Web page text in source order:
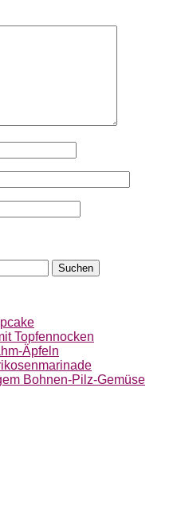
Topfennocken
Äpfeln
Bohnen-Pilz-Gemüse